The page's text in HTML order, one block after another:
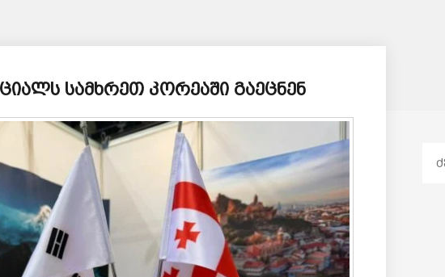
სამხრეთ კორეაში გაეცნენ